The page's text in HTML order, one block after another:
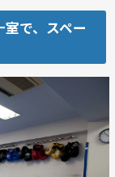
で、スペー